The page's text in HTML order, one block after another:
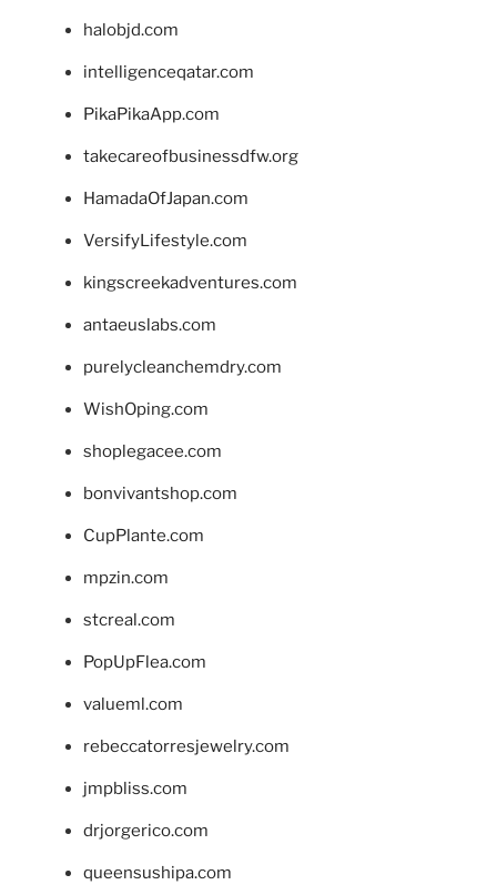
halobjd.com
intelligenceqatar.com
PikaPikaApp.com
takecareofbusinessdfw.org
HamadaOfJapan.com
VersifyLifestyle.com
kingscreekadventures.com
antaeuslabs.com
purelycleanchemdry.com
WishOping.com
shoplegacee.com
bonvivantshop.com
CupPlante.com
mpzin.com
stcreal.com
PopUpFlea.com
valueml.com
rebeccatorresjewelry.com
jmpbliss.com
drjorgerico.com
queensushipa.com